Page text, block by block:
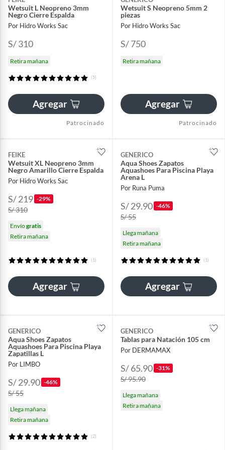
Wetsuit L Neopreno 3mm
Negro Cierre Espalda
Por Hidro Works Sac
S/ 310
Retira mañana
(5)
Agregar
Patrocinado
Wetsuit S Neopreno 5mm 2
piezas
Por Hidro Works Sac
S/ 750
Retira mañana
Agregar
Patrocinado
FEIKE
Wetsuit XL Neopreno 3mm
Negro Amarillo Cierre Espalda
Por Hidro Works Sac
S/ 219 -29%
S/ 310
Envíogratis
Retira mañana
(1)
Agregar
GENERICO
Aqua Shoes Zapatos
Aquashoes Para Piscina Playa
Arena L
Por Runa Puma
S/ 29.90 -46%
S/ 55
Llega mañana
Retira mañana
(1)
Agregar
GENERICO
Aqua Shoes Zapatos
Aquashoes Para Piscina Playa
Zapatillas L
Por LIMBO
S/ 29.90 -46%
S/ 55
Llega mañana
Retira mañana
(2)
GENERICO
Tablas para Natación 105 cm
Por DERMAMAX
S/ 65.90 -31%
S/ 95.90
Llega mañana
Retira mañana